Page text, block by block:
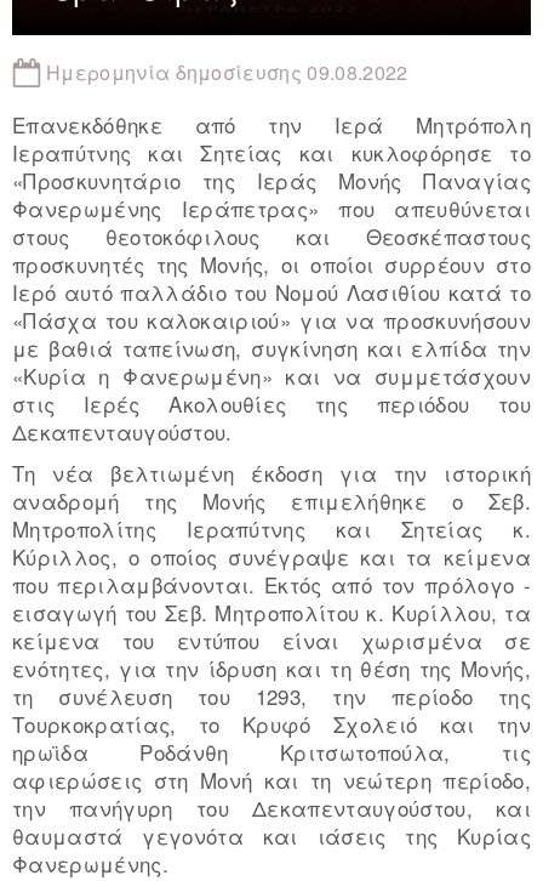
Ημερομηνία δημοσίευσης 09.08.2022
Επανεκδόθηκε από την Ιερά Μητρόπολη
Ιεραπύτνης και Σητείας και κυκλοφόρησε το
«Προσκυνητάριο της Ιεράς Μονής Παναγίας
Φανερωμένης Ιεράπετρας» που απευθύνεται
στους θεοτοκόφιλους και Θεοσκέπαστους
προσκυνητές της Μονής, οι οποίοι συρρέουν στο
Ιερό αυτό παλλάδιο του Νομού Λασιθίου κατά το
«Πάσχα του καλοκαιριού» για να προσκυνήσουν
με βαθιά ταπείνωση, συγκίνηση και ελπίδα την
«Κυρία η Φανερωμένη» και να συμμετάσχουν
στις Ιερές Ακολουθίες της περιόδου του
Δεκαπενταυγούστου.
Τη νέα βελτιωμένη έκδοση για την ιστορική
αναδρομή της Μονής επιμελήθηκε ο Σεβ.
Μητροπολίτης Ιεραπύτνης και Σητείας κ.
Κύριλλος, ο οποίος συνέγραψε και τα κείμενα
που περιλαμβάνονται. Εκτός από τον πρόλογο -
εισαγωγή του Σεβ. Μητροπολίτου κ. Κυρίλλου, τα
κείμενα του εντύπου είναι χωρισμένα σε
ενότητες, για την ίδρυση και τη θέση της Μονής,
τη συνέλευση του 1293, την περίοδο της
Τουρκοκρατίας, το Κρυφό Σχολειό και την
ηρωϊδα Ροδάνθη Κριτσωτοπούλα, τις
αφιερώσεις στη Μονή και τη νεώτερη περίοδο,
την πανήγυρη του Δεκαπενταυγούστου, και
θαυμαστά γεγονότα και ιάσεις της Κυρίας
Φανερωμένης.